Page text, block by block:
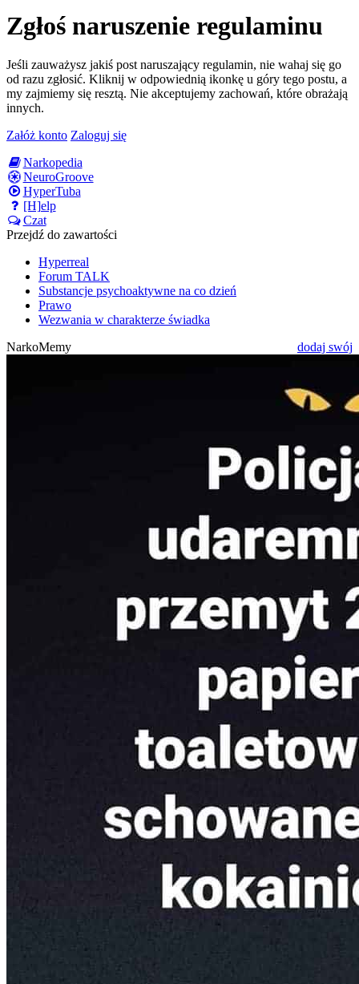
Zgłoś naruszenie regulaminu
Jeśli zauważysz jakiś post naruszający regulamin, nie wahaj się go
od razu zgłosić. Kliknij w odpowiednią ikonkę u góry tego postu, a
my zajmiemy się resztą. Nie akceptujemy zachowań, które obrażają
innych.
Załóż konto Zaloguj się
Narkopedia
NeuroGroove
HyperTuba
[H]elp
Czat
Przejdź do zawartości
Hyperreal
Forum TALK
Substancje psychoaktywne na co dzień
Prawo
Wezwania w charakterze świadka
NarkoMemy
dodaj swój